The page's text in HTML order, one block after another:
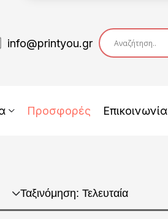
info@printyou.gr
Προσφορές Επικοινωνία